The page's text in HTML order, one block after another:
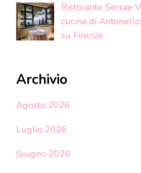
Ristorante Serrae
cucina di
su Firenze
Archivio
Agosto 2026
Luglio 2026
Giugno 2026